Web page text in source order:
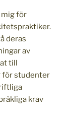
för
deras
av
till
för studenter
krav